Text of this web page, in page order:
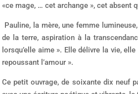
«ce mage, … cet archange », cet absent
Pauline, la mère, une femme
de la terre, aspiration à la
lorsqu’elle aime ». Elle délivre la vie,
repoussant l’amour ».
Ce petit ouvrage, de soixante dix neuf